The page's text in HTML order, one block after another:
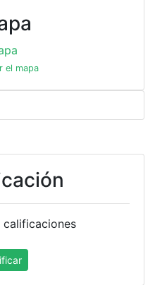
el mapa
calificaciones